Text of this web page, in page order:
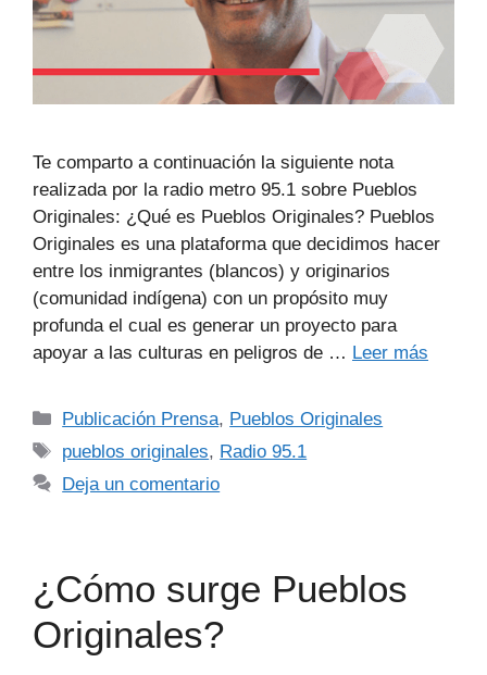
Te comparto a continuación la siguiente nota
realizada por la radio metro 95.1 sobre Pueblos
Originales: ¿Qué es Pueblos Originales? Pueblos
Originales es una plataforma que decidimos hacer
entre los inmigrantes (blancos) y originarios
(comunidad indígena) con un propósito muy
profunda el cual es generar un proyecto para
apoyar a las culturas en peligros de … Leer más
Publicación Prensa, Pueblos Originales
pueblos originales, Radio 95.1
Deja un comentario
¿Cómo surge Pueblos
Originales?